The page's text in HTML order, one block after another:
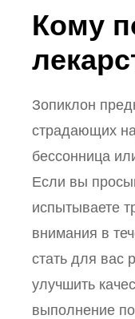
Кому
Зопиклон
страдающих
бессонница
Если вы
испытываете
внимания в
стать для вас
улучшить
выполнение